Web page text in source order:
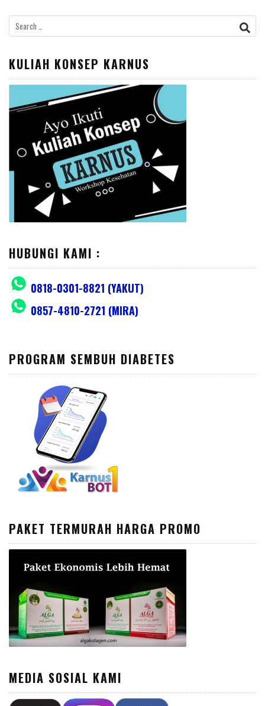
Search
for:
KULIAH KONSEP KARNUS
HUBUNGI KAMI :
0818-0301-8821 (YAKUT)
0857-4810-2721 (MIRA)
PROGRAM SEMBUH DIABETES
PAKET TERMURAH HARGA PROMO
MEDIA SOSIAL KAMI